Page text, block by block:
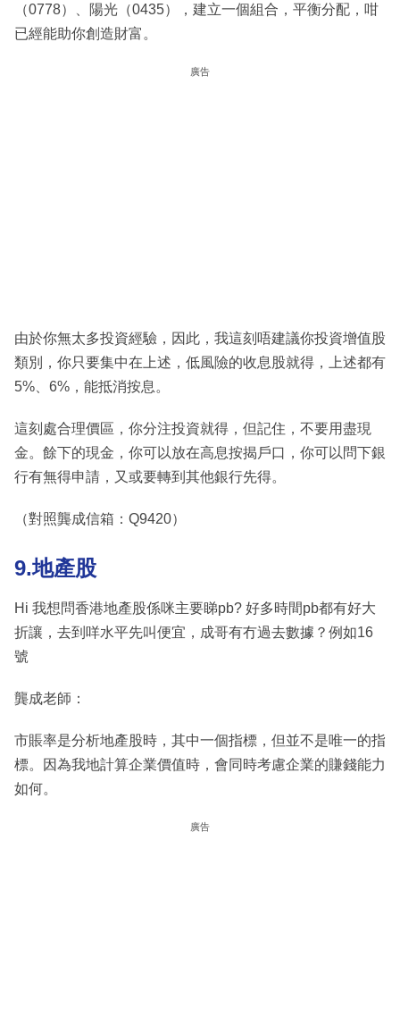
（0778）、陽光（0435），建立一個組合，平衡分配，咁
已經能助你創造財富。
廣告
由於你無太多投資經驗，因此，我這刻唔建議你投資增值股
類別，你只要集中在上述，低風險的收息股就得，上述都有
5%、6%，能抵消按息。
這刻處合理價區，你分注投資就得，但記住，不要用盡現
金。餘下的現金，你可以放在高息按揭戶口，你可以問下銀
行有無得申請，又或要轉到其他銀行先得。
（對照龔成信箱：Q9420）
9.地產股
Hi 我想問香港地產股係咪主要睇pb? 好多時間pb都有好大
折讓，去到咩水平先叫便宜，成哥有冇過去數據？例如16
號
龔成老師：
市賬率是分析地產股時，其中一個指標，但並不是唯一的指
標。因為我地計算企業價值時，會同時考慮企業的賺錢能力
如何。
廣告